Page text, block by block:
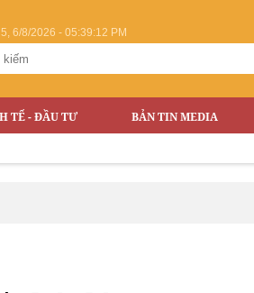
6/8/2026 - 05:39:12 PM
TẾ - ĐẦU TƯ BẢN TIN MEDIA